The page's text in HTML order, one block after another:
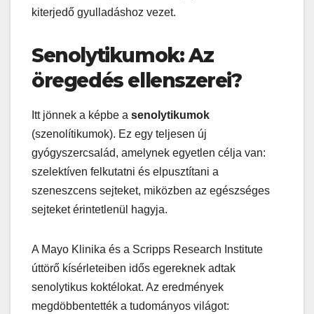
kiterjedő gyulladáshoz vezet.
Senolytikumok: Az
öregedés ellenszerei?
Itt jönnek a képbe a senolytikumok
(szenolítikumok). Ez egy teljesen új
gyógyszercsalád, amelynek egyetlen célja van:
szelektíven felkutatni és elpusztítani a
szeneszcens sejteket, miközben az egészséges
sejteket érintetlenül hagyja.
A Mayo Klinika és a Scripps Research Institute
úttörő kísérleteiben idős egereknek adtak
senolytikus koktélokat. Az eredmények
megdöbbentették a tudományos világot: